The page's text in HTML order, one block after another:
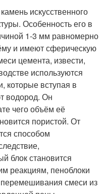
искусственного
Особенность его в
1-3 мм равномерно
и имеют сферическую
цемента, извести,
используются
которые вступая в
водород. Он
чего объём её
пористой. От
способом
блок становится
реакциям, пеноблоки
смеси из